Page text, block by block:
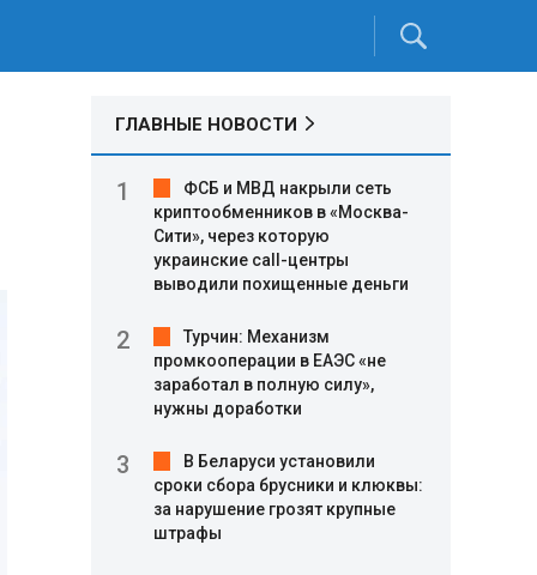
ГЛАВНЫЕ НОВОСТИ
ФСБ и МВД накрыли сеть
криптообменников в «Москва-
Сити», через которую
украинские call-центры
выводили похищенные деньги
Турчин: Механизм
промкооперации в ЕАЭС «не
заработал в полную силу»,
нужны доработки
В Беларуси установили
сроки сбора брусники и клюквы:
за нарушение грозят крупные
штрафы